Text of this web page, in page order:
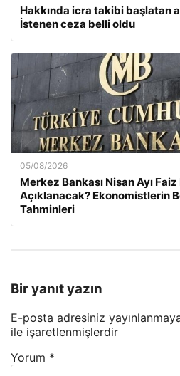
Hakkında icra takibi başlatan
İstenen ceza belli oldu
05/08/2026
Merkez Bankası Nisan Ayı
Açıklanacak? Ekonomistlerin
Tahminleri
Bir yanıt yazın
E-posta adresiniz
ile işaretlenmişlerdir
Yorum *